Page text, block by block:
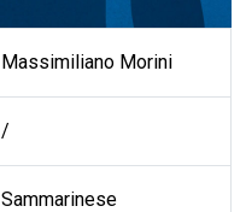
Massimiliano Morini
/
Sammarinese